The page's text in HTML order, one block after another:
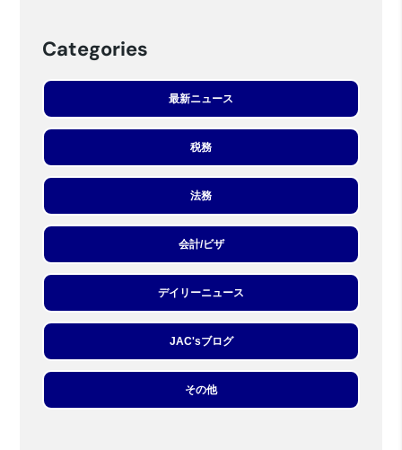
Categories
最新ニュース
税務
法務
会計/ビザ
デイリーニュース
JAC'sブログ
その他